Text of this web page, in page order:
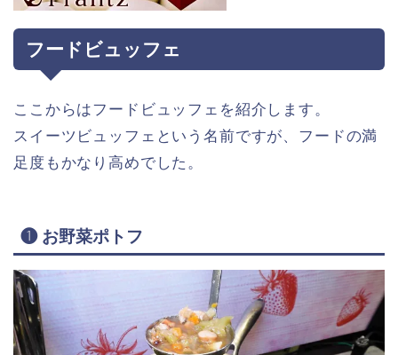
フードビュッフェ
ここからはフードビュッフェを紹介します。
スイーツビュッフェという名前ですが、フードの満
足度もかなり高めでした。
❶ お野菜ポトフ